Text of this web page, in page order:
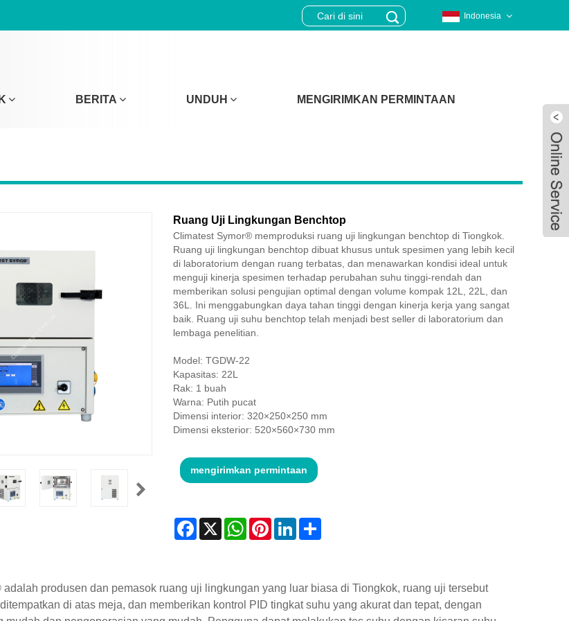
Indonesia
BERITA UNDUH MENGIRIMKAN PERMINTAAN
Ruang Uji Lingkungan Benchtop
Climatest Symor® memproduksi ruang uji lingkungan benchtop di Tiongkok.
Ruang uji lingkungan benchtop dibuat khusus untuk spesimen yang lebih kecil
di laboratorium dengan ruang terbatas, dan menawarkan kondisi ideal untuk
menguji kinerja spesimen terhadap perubahan suhu tinggi-rendah dan
memberikan solusi pengujian optimal dengan volume kompak 12L, 22L, dan
36L. Ini menggabungkan daya tahan tinggi dengan kinerja kerja yang sangat
baik. Ruang uji suhu benchtop telah menjadi best seller di laboratorium dan
lembaga penelitian.
Model: TGDW-22
Kapasitas: 22L
Rak: 1 buah
Warna: Putih pucat
Dimensi interior: 320×250×250 mm
Dimensi eksterior: 520×560×730 mm
mengirimkan permintaan
Facebook
X WhatsAppPinterestLinkedInShare
produsen dan pemasok ruang uji lingkungan yang luar biasa di Tiongkok, ruang uji tersebut
di atas meja, dan memberikan kontrol PID tingkat suhu yang akurat dan tepat, dengan